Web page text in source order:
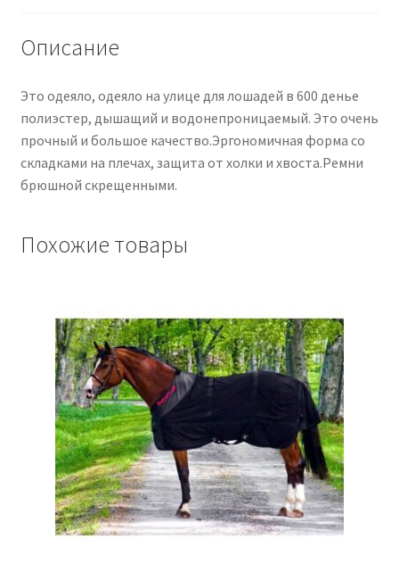
Описание
Это одеяло, одеяло на улице для лошадей в 600 денье
полиэстер, дышащий и водонепроницаемый. Это очень
прочный и большое качество.Эргономичная форма со
складками на плечах, защита от холки и хвоста.Ремни
брюшной скрещенными.
Похожие товары